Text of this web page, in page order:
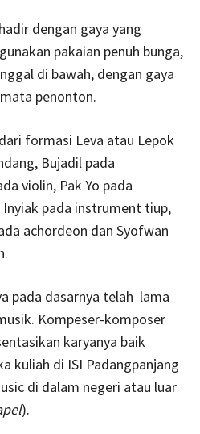
dengan gaya yang
pakaian penuh bunga,
di bawah, dengan gaya
penonton.
formasi Leva atau Lepok
Bujadil pada
violin, Pak Yo pada
pada instrument tiup,
achordeon dan Syofwan
pada dasarnya telah lama
Kompeser-komposer
karyanya baik
kuliah di ISI Padangpanjang
di dalam negeri atau luar
).